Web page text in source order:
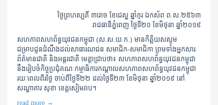
ថ្ងៃព្រហស្បតិ៍ ៣រោច ខែជេស្ឋ ឆ្នាំកុរ ឯកស័ព ព.ស.២៥៦៣
រាជធានីភ្នំពេញ ថ្ងៃទី២០ ខែមិថុនា ឆ្នាំ២០១៩
សហភាពសហព័ន្ធយុវជនកម្ពុជា (ស.ស.យ.ក.) មានកិត្តិយសសូម
ជម្រាបជូនដំណឹងដល់សាធារណជន សមាជិក-សមាជិកា ព្រមទាំងអ្នកសារ
ព័ត៌មានជាតិ និងអន្តរជាតិ មេត្តាជ្រាបថា៖ សហភាពសហព័ន្ធយុវជនកម្ពុជា
នឹងរៀបចំកិច្ចប្រជុំគណៈកម្មាធិការកណ្តាលសហភាពសហព័ន្ធយុវជនកម្ពុជា
រយៈពេលពីរថ្ងៃ ចាប់ពីថ្ងៃទី២២ ដល់ថ្ងៃទី២៣ ខែមិថុនា ឆ្នាំ២០១៩ នៅ
សណ្ឋាគារ សុខា ខេត្តសៀមរាប។
read more →